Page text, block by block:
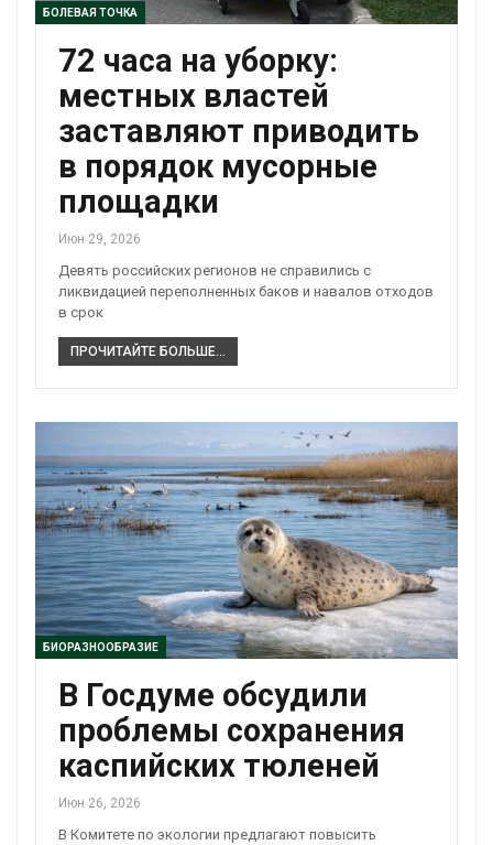
БОЛЕВАЯ ТОЧКА
72 часа на уборку:
местных властей
заставляют приводить
в порядок мусорные
площадки
Июн 29, 2026
Девять российских регионов не справились с
ликвидацией переполненных баков и навалов отходов
в срок
ПРОЧИТАЙТЕ БОЛЬШЕ...
БИОРАЗНООБРАЗИЕ
В Госдуме обсудили
проблемы сохранения
каспийских тюленей
Июн 26, 2026
В Комитете по экологии предлагают повысить